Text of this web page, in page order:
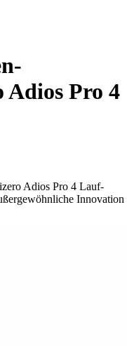
Adios Pro 4
Adios Pro 4 Lauf-
Innovation